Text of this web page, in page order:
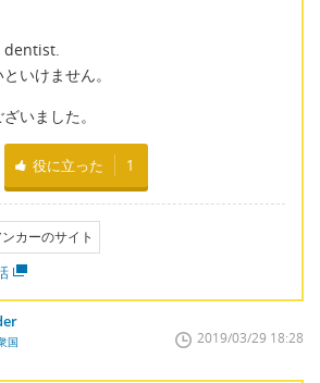
dentist.
いけません。
いました。
役に立った 1
カーのサイト
国 2019/03/29 18:28